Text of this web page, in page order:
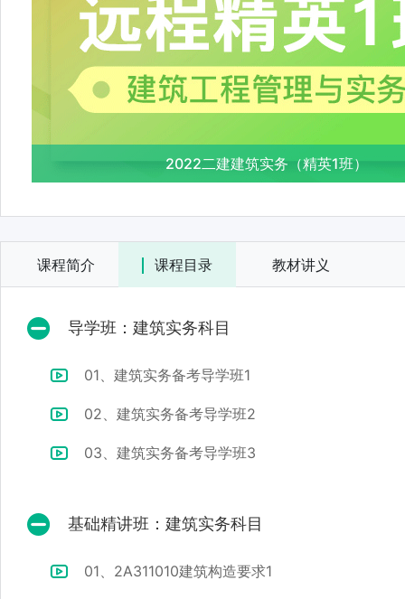
2022二建建筑实务（精英1班）
课程简介 课程目录 教材讲义
导学班：建筑实务科目
01、建筑实务备考导学班1
02、建筑实务备考导学班2
03、建筑实务备考导学班3
基础精讲班：建筑实务科目
01、2A311010建筑构造要求1